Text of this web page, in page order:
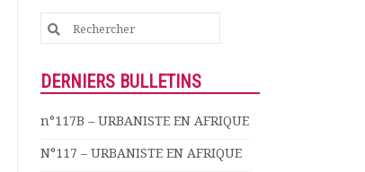
Search
for:
DERNIERS BULLETINS
n°117B – URBANISTE EN AFRIQUE
N°117 – URBANISTE EN AFRIQUE